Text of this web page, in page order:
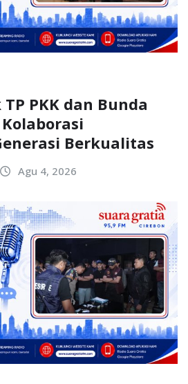
PKK dan Bunda
Berkualitas
Agu 4, 2026